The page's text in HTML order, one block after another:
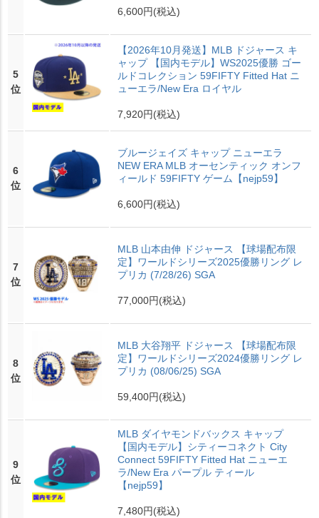
6,600円(税込)
5
位
【2026年10月発送】MLB ドジャース キ
ャップ 【国内モデル】WS2025優勝 ゴー
ルドコレクション 59FIFTY Fitted Hat ニ
ューエラ/New Era ロイヤル
7,920円(税込)
6
位
ブルージェイズ キャップ ニューエラ
NEW ERA MLB オーセンティック オンフ
ィールド 59FIFTY ゲーム【nejp59】
6,600円(税込)
7
位
MLB 山本由伸 ドジャース 【球場配布限
定】ワールドシリーズ2025優勝リング レ
プリカ (7/28/26) SGA
77,000円(税込)
8
位
MLB 大谷翔平 ドジャース 【球場配布限
定】ワールドシリーズ2024優勝リング レ
プリカ (08/06/25) SGA
59,400円(税込)
9
位
MLB ダイヤモンドバックス キャップ
【国内モデル】シティーコネクト City
Connect 59FIFTY Fitted Hat ニューエ
ラ/New Era パープル ティール
【nejp59】
7,480円(税込)